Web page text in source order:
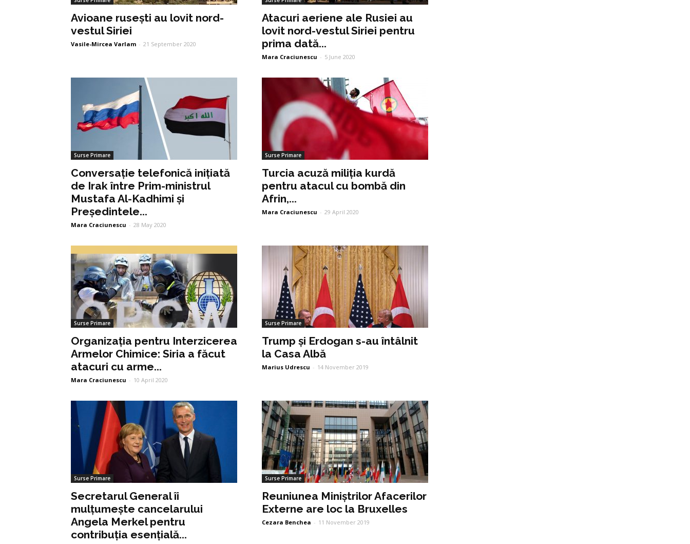
Avioane rusești au lovit nord-
vestul Siriei
Vasile-Mircea Varlam - 21 September 2020
Atacuri aeriene ale Rusiei au
lovit nord-vestul Siriei pentru
prima dată...
Mara Craciunescu - 5 June 2020
Surse Primare
Conversație telefonică inițiată
de Irak între Prim-ministrul
Mustafa Al-Kadhimi și
Președintele...
Mara Craciunescu - 28 May 2020
Surse Primare
Turcia acuză miliția kurdă
pentru atacul cu bombă din
Afrin,...
Mara Craciunescu - 29 April 2020
Surse Primare
Organizația pentru Interzicerea
Armelor Chimice: Siria a făcut
atacuri cu arme...
Mara Craciunescu - 10 April 2020
Surse Primare
Trump și Erdogan s-au întâlnit
la Casa Albă
Marius Udrescu - 14 November 2019
Surse Primare
Secretarul General îi
mulțumește cancelarului
Angela Merkel pentru
contribuția esențială...
Surse Primare
Reuniunea Miniștrilor Afacerilor
Externe are loc la Bruxelles
Cezara Benchea - 11 November 2019